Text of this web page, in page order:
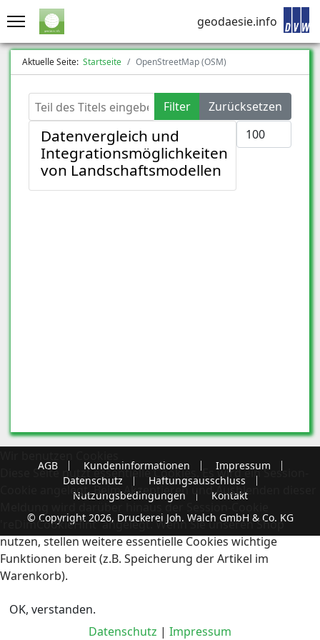
geodaesie.info
Aktuelle Seite: Startseite OpenStreetMap (OSM)
Teil des Titels eingeben Filter
Zurücksetzen
Anzeige #
Datenvergleich und
Integrationsmöglichkeiten
von Landschaftsmodellen
AGB Kundeninformationen
Impressum
Datenschutz
Haftungsausschluss
Nutzungsbedingungen
Kontakt
© Copyright 2026, Druckerei Joh. Walch GmbH & Co. KG
Diese Seite nutzt essentielle Cookies. Es wird ein Session-
Cookie angelegt. Beim Akzeptieren und Ausblenden dieser
Meldung wird darüber hinaus der Session-Cookie
'reDimCookieHint' angelegt. Wenn Sie unseren Shop
nutzen, stellen weitere essentielle Cookies wichtige
Funktionen bereit (z.B. Speicherung der Artikel im
Warenkorb).
OK, verstanden.
Datenschutz | Impressum